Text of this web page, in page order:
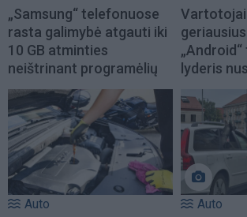
„Samsung“ telefonuose
rasta galimybė atgauti iki
10 GB atminties
neištrinant programėlių
lyderis
Auto Auto